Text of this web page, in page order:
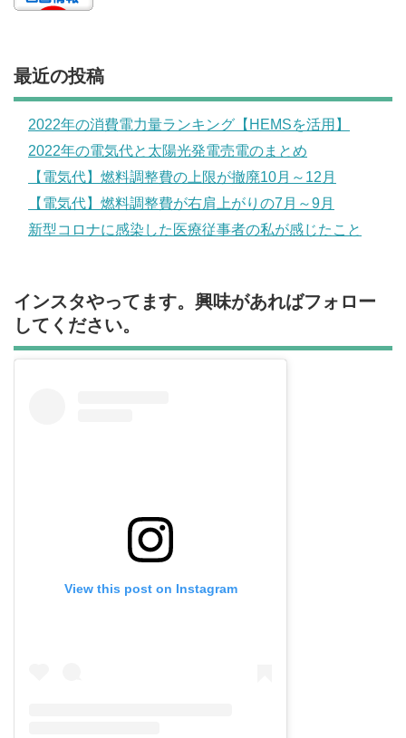
最近の投稿
2022年の消費電力量ランキング【HEMSを活用】
2022年の電気代と太陽光発電売電のまとめ
【電気代】燃料調整費の上限が撤廃10月～12月
【電気代】燃料調整費が右肩上がりの7月～9月
新型コロナに感染した医療従事者の私が感じたこと
インスタやってます。興味があればフォロー
してください。
View this post on Instagram